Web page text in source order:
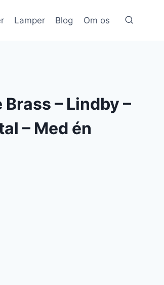
Lamper Blog Om os
– Lindby –
– Med én